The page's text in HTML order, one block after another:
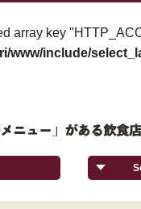
array key
www/include/